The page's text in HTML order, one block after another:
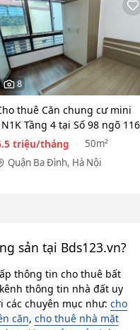
8
thuê Căn chung cư mini
Tầng 4 tại Số 98 ngõ 116
Kế Bính, Ba Đình.…
triệu/tháng
50m²
Quận Ba Đình, Hà Nội
sản tại Bds123.vn?
thông tin cho thuê bất
thông tin nhà đất uy
chuyên mục như: cho
căn, cho thuê nhà mặt